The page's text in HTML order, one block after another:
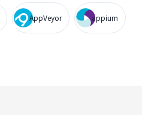
AppVeyor appium